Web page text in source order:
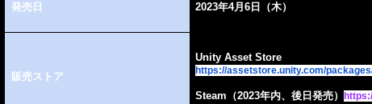
発売日 2023年4月6日（木）
販売ストア https://assetstore.unity.com/packages
Steam（2023年内、後日発売）https